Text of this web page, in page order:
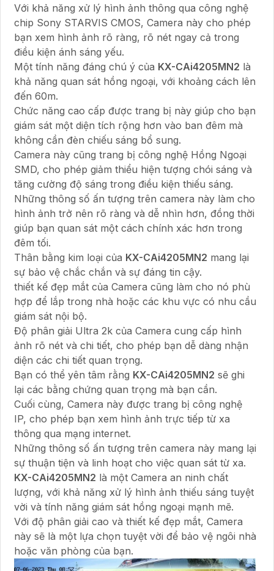
Với khả năng xử lý hình ảnh thông qua công nghệ
chip Sony STARVIS CMOS, Camera này cho phép
bạn xem hình ảnh rõ ràng, rõ nét ngay cả trong
điều kiện ánh sáng yếu.
Một tính năng đáng chú ý của KX-CAi4205MN2 là
khả năng quan sát hồng ngoại, với khoảng cách lên
đến 60m.
Chức năng cao cấp được trang bị này giúp cho bạn
giám sát một diện tích rộng hơn vào ban đêm mà
không cần đèn chiếu sáng bổ sung.
Camera này cũng trang bị công nghệ Hồng Ngoại
SMD, cho phép giảm thiểu hiện tượng chói sáng và
tăng cường độ sáng trong điều kiện thiếu sáng.
Những thông số ấn tượng trên camera này làm cho
hình ảnh trở nên rõ ràng và dễ nhìn hơn, đồng thời
giúp bạn quan sát một cách chính xác hơn trong
đêm tối.
Thân bằng kim loại của KX-CAi4205MN2 mang lại
sự bảo vệ chắc chắn và sự đáng tin cậy.
thiết kế đẹp mắt của Camera cũng làm cho nó phù
hợp để lắp trong nhà hoặc các khu vực có nhu cầu
giám sát nội bộ.
Độ phân giải Ultra 2k của Camera cung cấp hình
ảnh rõ nét và chi tiết, cho phép bạn dễ dàng nhận
diện các chi tiết quan trọng.
Bạn có thể yên tâm rằng KX-CAi4205MN2 sẽ ghi
lại các bằng chứng quan trọng mà bạn cần.
Cuối cùng, Camera này được trang bị công nghệ
IP, cho phép bạn xem hình ảnh trực tiếp từ xa
thông qua mạng internet.
Những thông số ấn tượng trên camera này mang lại
sự thuận tiện và linh hoạt cho việc quan sát từ xa.
KX-CAi4205MN2 là một Camera an ninh chất
lượng, với khả năng xử lý hình ảnh thiếu sáng tuyệt
vời và tính năng giám sát hồng ngoại mạnh mẽ.
Với độ phân giải cao và thiết kế đẹp mắt, Camera
này sẽ là một lựa chọn tuyệt vời để bảo vệ ngôi nhà
hoặc văn phòng của bạn.